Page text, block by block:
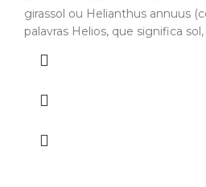
girassol ou Helianthus annuus
palavras Helios, que significa